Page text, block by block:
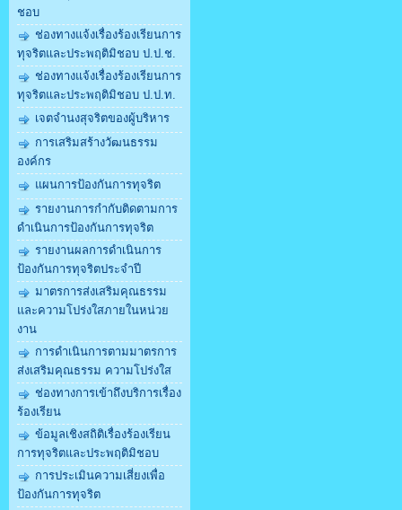
ชอบ
ช่องทางแจ้งเรื่องร้องเรียนการ
ทุจริตและประพฤติมิชอบ ป.ป.ช.
ช่องทางแจ้งเรื่องร้องเรียนการ
ทุจริตและประพฤติมิชอบ ป.ป.ท.
เจตจำนงสุจริตของผู้บริหาร
การเสริมสร้างวัฒนธรรม
องค์กร
แผนการป้องกันการทุจริต
รายงานการกำกับติดตามการ
ดำเนินการป้องกันการทุจริต
รายงานผลการดำเนินการ
ป้องกันการทุจริตประจำปี
มาตรการส่งเสริมคุณธรรม
และความโปร่งใสภายในหน่วย
งาน
การดำเนินการตามมาตรการ
ส่งเสริมคุณธรรม ความโปร่งใส
ช่องทางการเข้าถึงบริการเรื่อง
ร้องเรียน
ข้อมูลเชิงสถิติเรื่องร้องเรียน
การทุจริตและประพฤติมิชอบ
การประเมินความเสี่ยงเพื่อ
ป้องกันการทุจริต